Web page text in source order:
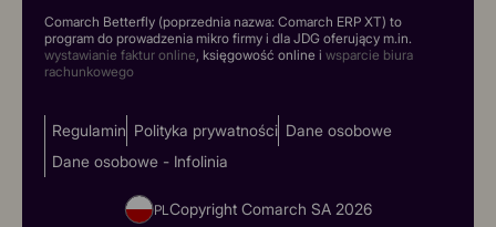
Comarch Betterfly (poprzednia nazwa: Comarch ERP XT) to
program do prowadzenia mikro firmy i dla JDG oferujący m.in.
wystawianie faktur online, księgowość online i wsparcie biura
rachunkowego
Regulamin Polityka prywatności Dane osobowe
Dane osobowe - Infolinia
PL Copyright Comarch SA 2026